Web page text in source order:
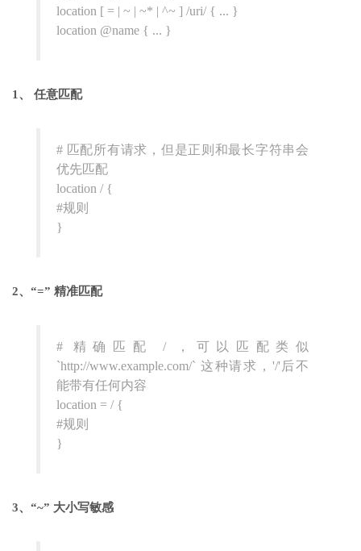
location [ = | ~ | ~* | ^~ ] /uri/ { ... }
location @name { ... }
1、 任意匹配
# 匹配所有请求，但是正则和最长字符串会
优先匹配
location / {
#规则
}
2、“=” 精准匹配
# 精确匹配 / ，可以匹配类似
`http://www.example.com/` 这种请求，'/'后不
能带有任何内容
location = / {
#规则
}
3、“~” 大小写敏感